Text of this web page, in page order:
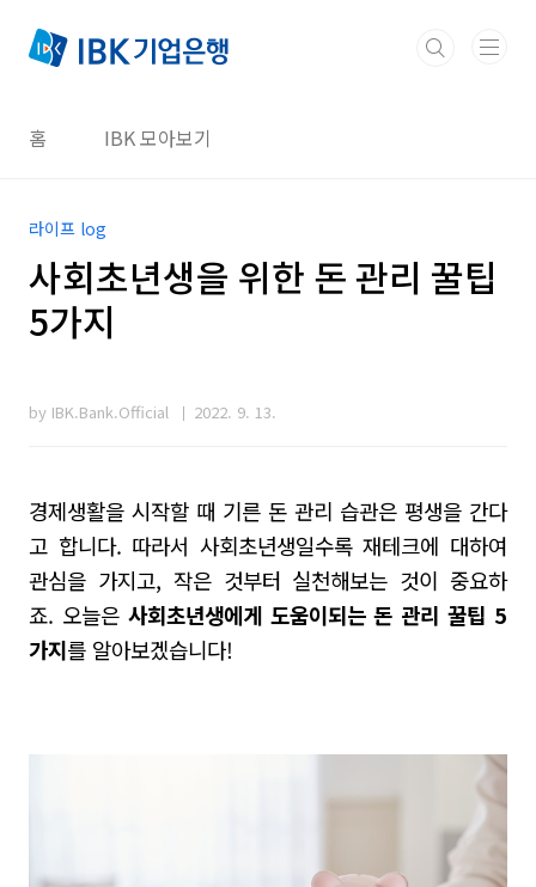
홈 IBK 모아보기
라이프 log
사회초년생을 위한 돈 관리 꿀팁
5가지
by IBK.Bank.Official 2022. 9. 13.
경제생활을 시작할 때 기른 돈 관리 습관은 평생을 간다
고 합니다. 따라서 사회초년생일수록 재테크에 대하여
관심을 가지고, 작은 것부터 실천해보는 것이 중요하
죠. 오늘은 사회초년생에게 도움이되는 돈 관리 꿀팁 5
가지를 알아보겠습니다!